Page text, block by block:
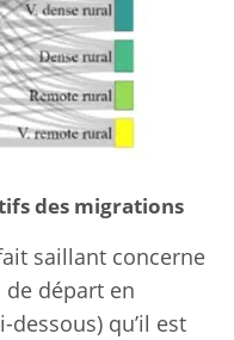
des migrations
saillant concerne
départ en
qu’il est